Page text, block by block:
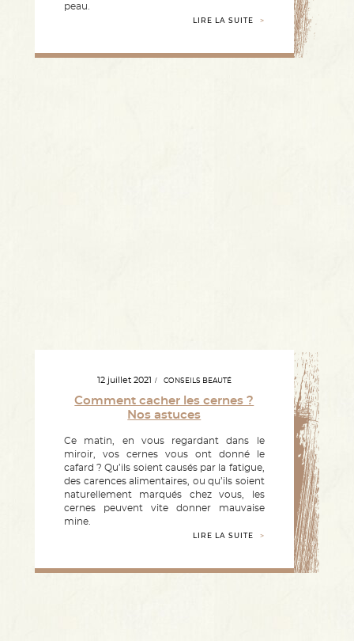
peau.
LIRE LA SUITE
12 juillet 2021 CONSEILS BEAUTÉ
Comment cacher les cernes ?
Nos astuces
Ce matin, en vous regardant dans le
miroir, vos cernes vous ont donné le
cafard ? Qu’ils soient causés par la fatigue,
des carences alimentaires, ou qu’ils soient
naturellement marqués chez vous, les
cernes peuvent vite donner mauvaise
mine.
LIRE LA SUITE